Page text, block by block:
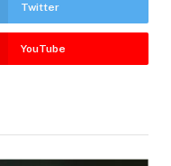
Twitter
YouTube